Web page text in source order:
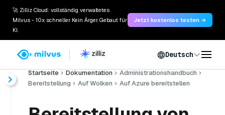
🚀 Zilliz Cloud: vollständig verwaltetes
Milvus - 10x schneller. Kein Ärger. Gebaut für
KI.
Jetzt kostenlos testen →
Deutsch
Startseite Dokumentation
Administrationshandbuch
Bereitstellung
Auf Wolken Auf Azure bereitstellen